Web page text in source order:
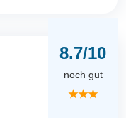
8.7/10
noch gut
★★★